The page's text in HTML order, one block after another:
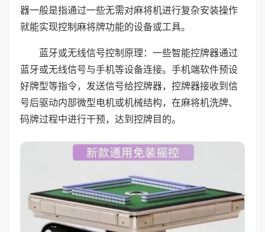
器一般是指通过一些无需对麻将机进行复杂安装操作
就能实现控制麻将牌功能的设备或工具。
蓝牙或无线信号控制原理：一些智能控牌器通过
蓝牙或无线信号与手机等设备连接。手机端软件预设
好牌型等指令，发送信号给控牌器，控牌器接收到信
号后驱动内部微型电机或机械结构，在麻将机洗牌、
码牌过程中进行干预，达到控牌目的。